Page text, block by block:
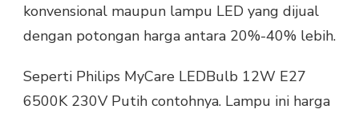
konvensional maupun lampu LED yang dijual
dengan potongan harga antara 20%-40% lebih.
Seperti Philips MyCare LEDBulb 12W E27
6500K 230V Putih contohnya. Lampu ini harga